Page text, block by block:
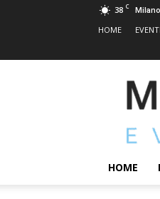
38 C Milano
HOME
EVENTI
HOME